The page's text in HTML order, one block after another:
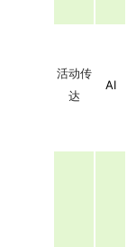
活动传
达
AI